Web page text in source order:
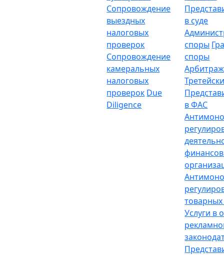
Сопровождение
выездных
налоговых
проверок
Сопровождение
камеральных
налоговых
проверок Due
Diligence
в суде
споры
споры
в ФАС
Услуги в